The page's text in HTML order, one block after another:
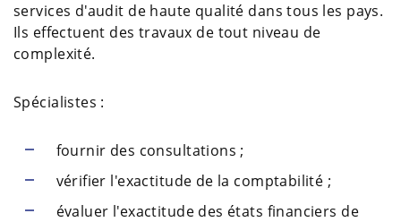
services d'audit de haute qualité dans tous les pays.
Ils effectuent des travaux de tout niveau de
complexité.
Spécialistes :
fournir des consultations ;
vérifier l'exactitude de la comptabilité ;
évaluer l'exactitude des états financiers de